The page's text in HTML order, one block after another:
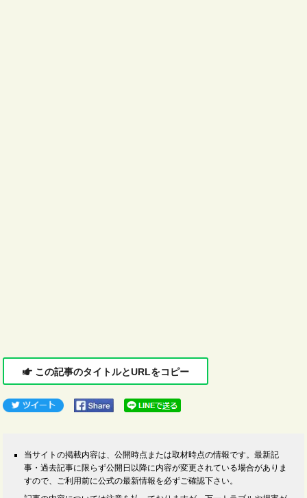
この記事のタイトルとURLをコピー
当サイトの掲載内容は、公開時点または取材時点の情報です。最新記
事・過去記事に限らず公開日以降に内容が変更されている場合がありま
すので、ご利用前に公式の最新情報を必ずご確認下さい。